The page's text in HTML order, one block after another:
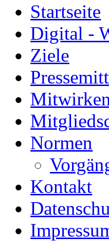
Startseite
Digital -
Ziele
Normen
Kontakt